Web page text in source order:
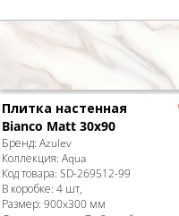
Плитка настенная
Bianco Matt 30х90
Бренд: Azulev
Коллекция: Aqua
Код товара: SD-269512-99
В коробке: 4 шт,
Размер: 900x300 мм